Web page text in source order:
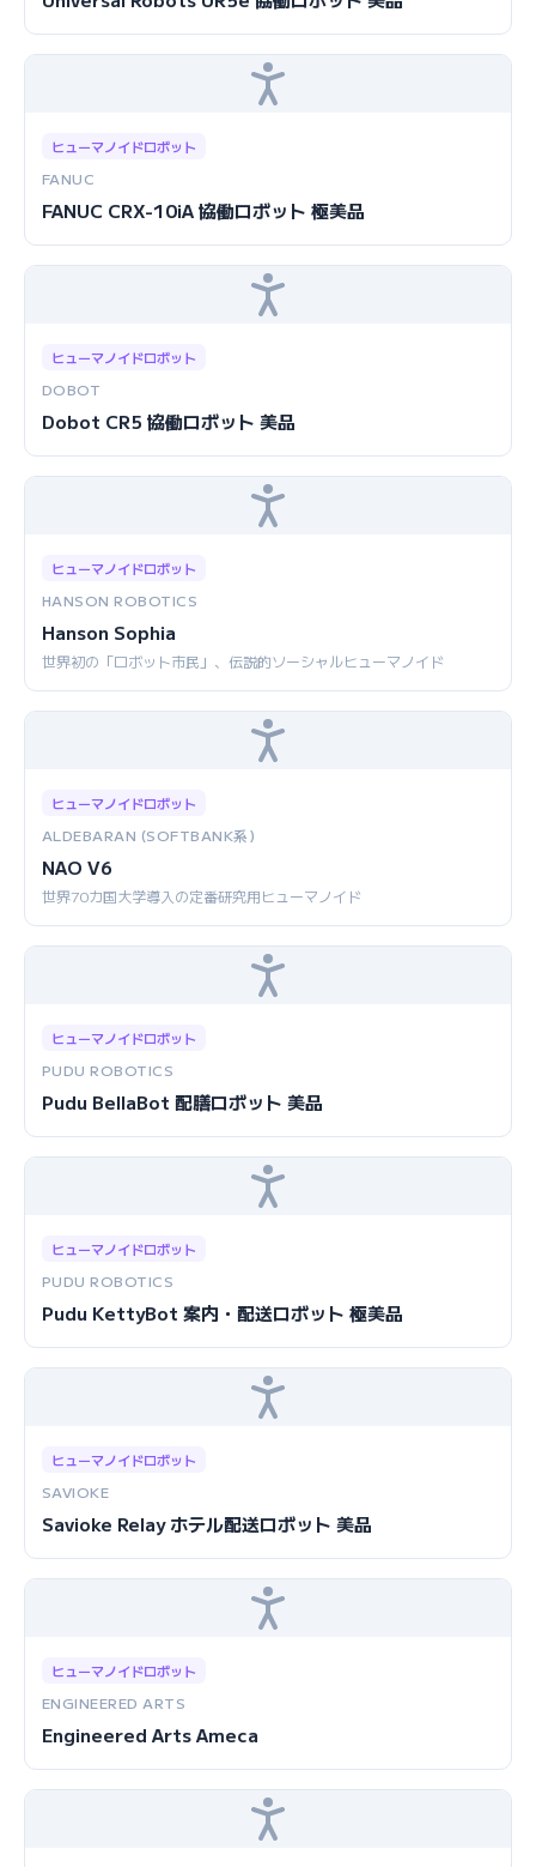
ヒューマノイドロボット
FANUC
FANUC CRX-10iA 協働ロボット 極美品
ヒューマノイドロボット
DOBOT
Dobot CR5 協働ロボット 美品
ヒューマノイドロボット
HANSON ROBOTICS
Hanson Sophia
世界初の「ロボット市民」、伝説的ソーシャルヒューマノイド
ヒューマノイドロボット
ALDEBARAN (SOFTBANK系)
NAO V6
世界70カ国大学導入の定番研究用ヒューマノイド
ヒューマノイドロボット
PUDU ROBOTICS
Pudu BellaBot 配膳ロボット 美品
ヒューマノイドロボット
PUDU ROBOTICS
Pudu KettyBot 案内・配送ロボット 極美品
ヒューマノイドロボット
SAVIOKE
Savioke Relay ホテル配送ロボット 美品
ヒューマノイドロボット
ENGINEERED ARTS
Engineered Arts Ameca